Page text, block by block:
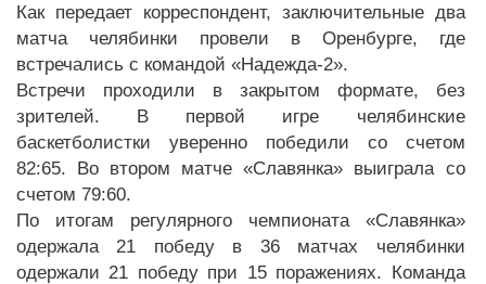
Как передает корреспондент, заключительные два
матча челябинки провели в Оренбурге, где
встречались с командой «Надежда-2».
Встречи проходили в закрытом формате, без
зрителей. В первой игре челябинские
баскетболистки уверенно победили со счетом
82:65. Во втором матче «Славянка» выиграла со
счетом 79:60.
По итогам регулярного чемпионата «Славянка»
одержала 21 победу в 36 матчах челябинки
одержали 21 победу при 15 поражениях. Команда